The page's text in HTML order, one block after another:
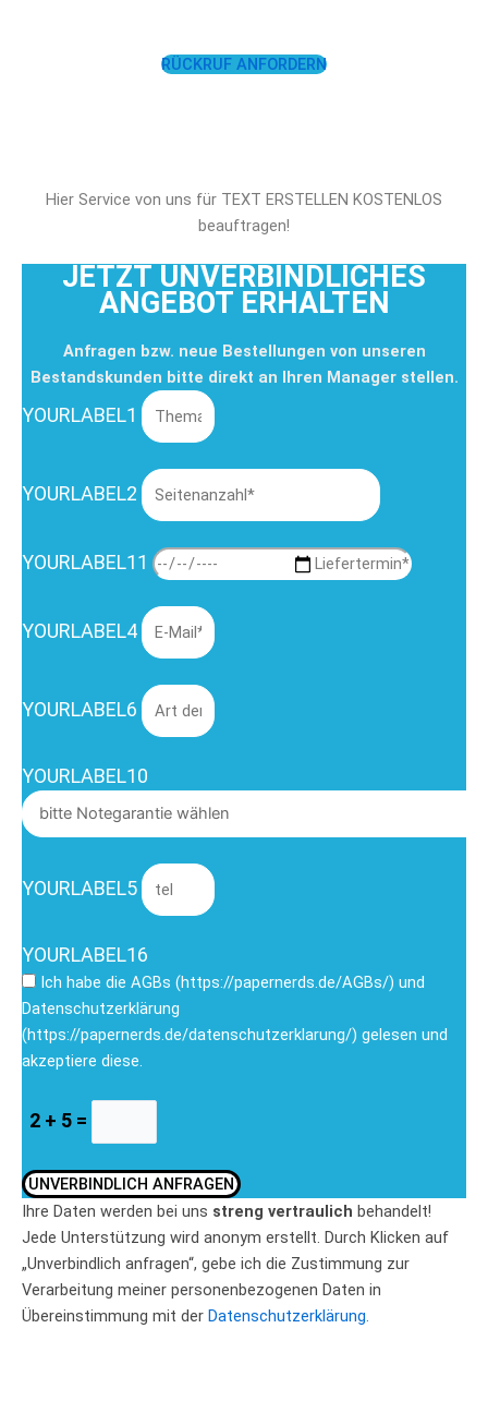
RÜCKRUF ANFORDERN
Hier Service von uns für TEXT ERSTELLEN KOSTENLOS
beauftragen!
JETZT UNVERBINDLICHES
ANGEBOT ERHALTEN
Anfragen bzw. neue Bestellungen von unseren
Bestandskunden bitte direkt an Ihren Manager stellen.
YOURLABEL1
YOURLABEL2
YOURLABEL11
YOURLABEL4
YOURLABEL6
YOURLABEL10
YOURLABEL5
YOURLABEL16
Ich habe die AGBs (https://papernerds.de/AGBs/) und
Datenschutzerklärung
(https://papernerds.de/datenschutzerklarung/) gelesen und
akzeptiere diese.
2 + 5 =
UNVERBINDLICH ANFRAGEN
Ihre Daten werden bei uns streng vertraulich behandelt!
Jede Unterstützung wird anonym erstellt. Durch Klicken auf
„Unverbindlich anfragen“, gebe ich die Zustimmung zur
Verarbeitung meiner personenbezogenen Daten in
Übereinstimmung mit der Datenschutzerklärung.